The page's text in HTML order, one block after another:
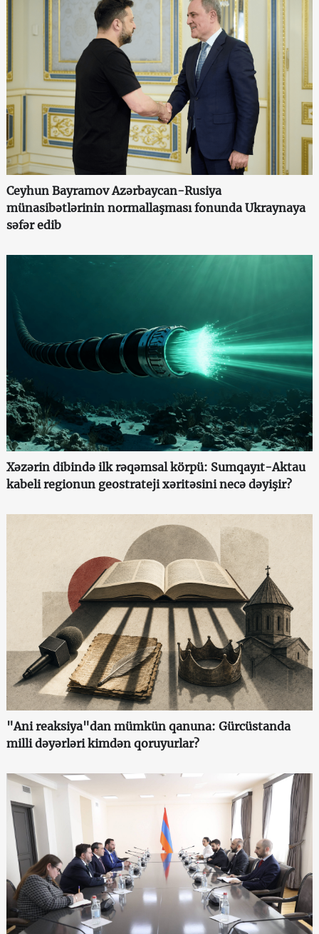
Ceyhun Bayramov Azərbaycan-Rusiya
münasibətlərinin normallaşması fonunda Ukraynaya
səfər edib
Xəzərin dibində ilk rəqəmsal körpü: Sumqayıt-Aktau
kabeli regionun geostrateji xəritəsini necə dəyişir?
"Ani reaksiya"dan mümkün qanuna: Gürcüstanda
milli dəyərləri kimdən qoruyurlar?